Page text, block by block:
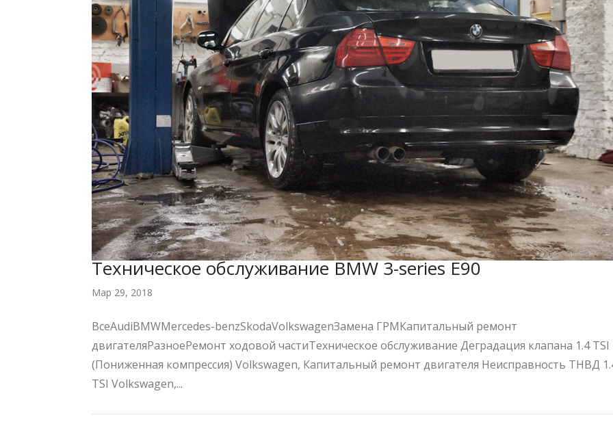
Техническое обслуживание BMW 3-series E90
Мар 29, 2018
ВсеAudiBMWMercedes-benzSkodaVolkswagenЗамена ГРМКапитальный ремонт
двигателяРазноеРемонт ходовой частиТехническое обслуживание Деградация клапана 1.4 TSI
(Пониженная компрессия) Volkswagen, Капитальный ремонт двигателя Неисправность ТНВД
TSI Volkswagen,...